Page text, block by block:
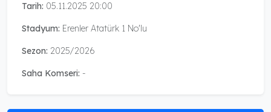
Tarih: 05.11.2025 20:00
Stadyum: Erenler Atatürk 1 No'lu
Sezon: 2025/2026
Saha Komseri: -